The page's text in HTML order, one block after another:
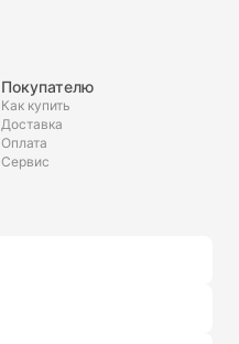
Покупателю
Как купить
Доставка
Оплата
Сервис